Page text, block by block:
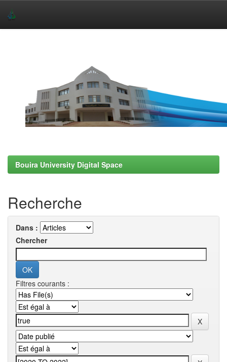
Bouira University Digital Space
Recherche
Dans :
Chercher
Filtres courants :